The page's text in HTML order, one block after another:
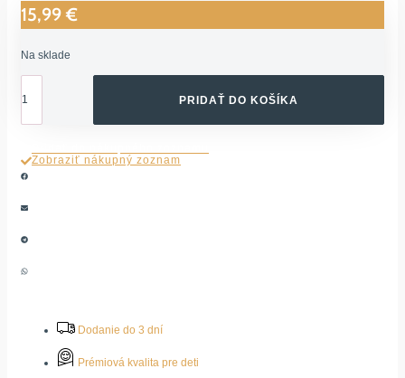
15,99€
Na sklade
ŠTARTOVACÍ
MUSHIE
PRIDAŤ DO KOŠÍKA
Zobraziť nákupný zoznam
Dodanie do 3 dní
Prémiová kvalita pre deti